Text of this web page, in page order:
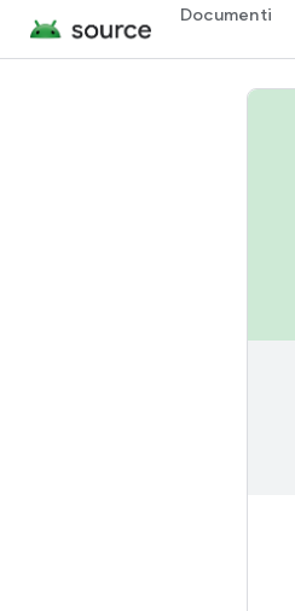
Documenti